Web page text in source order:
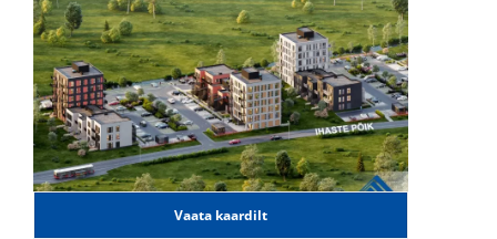
Vaata kaardilt